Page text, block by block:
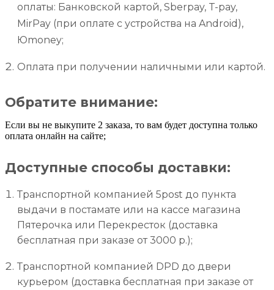
оплаты: Банковской картой, Sberpay, T-pay,
MirPay (при оплате с устройства на Android),
Юmoney;
Оплата при получении наличными или картой.
Обратите внимание:
Если вы не выкупите 2 заказа, то вам будет доступна только
оплата онлайн на сайте;
Доступные способы доставки:
Транспортной компанией 5post до пункта
выдачи в постамате или на кассе магазина
Пятерочка или Перекресток (доставка
бесплатная при заказе от 3000 р.);
Транспортной компанией DPD до двери
курьером (доставка бесплатная при заказе от